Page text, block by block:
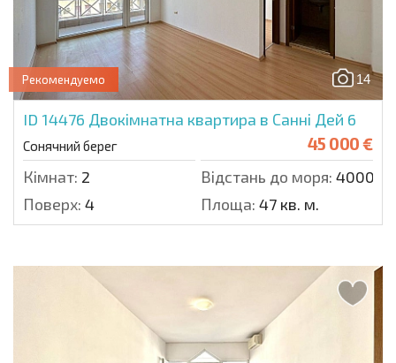
14
Рекомендуемо
ID 14476 Двокімнатна квартира в Санні Дей 6
Сонячний берег 45 000 €
Кімнат: 2 Відстань до моря: 4000 м.
Поверх: 4 Площа: 47 кв. м.